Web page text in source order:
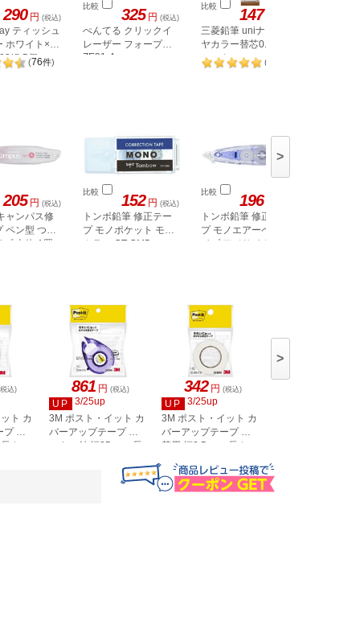
290 円 (税込)
ティッシュ
ホワイト×ブ
組 5個
(76件)
比較 325 円 (税込)
ぺんてる クリックイ
レーザー フォープロ
ZE31-A
比較 147
三菱鉛筆 uniナノダイ
ヤカラー替芯0.5mm
ミックス
U05202NDCMIX
(
205 円 (税込)
ャンパス修
ペン型 つめ
プ 本体 A罫
比較 152 円 (税込)
トンボ鉛筆 修正テー
プ モノポケット モノ
カラー CT-CM5
比較 196
トンボ鉛筆 修正テー
プ モノエアーペンタ
イプ アジサイ CT-
>
込)
ト カ
プ 詰
さ
861 円 (税込)
UP
3/25up
3M ポスト・イット カ
バーアップテープ カ
ッター付 幅25mm×長
342 円 (税込)
UP
3/25up
3M ポスト・イット カ
バーアップテープ 詰
替用 幅8.5mm×長さ
>